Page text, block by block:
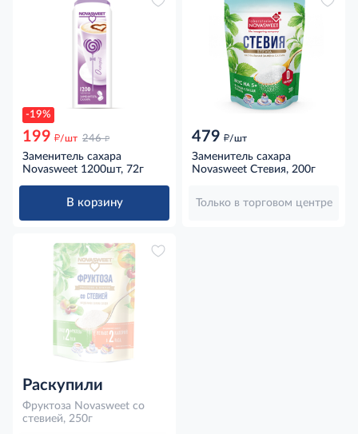
-19%
199 д/шт 246 д
Заменитель сахара
Novasweet 1200шт, 72г
В корзину
479 д/шт
Заменитель сахара
Novasweet Стевия, 200г
Только в торговом центре
Раскупили
Фруктоза Novasweet со
стевией, 250г